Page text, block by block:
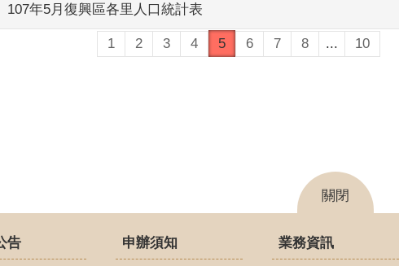
107年5月復興區各里人口統計表
1 2 3 4 5 6 7 8 ... 10
關閉
告 申辦須知 業務資訊